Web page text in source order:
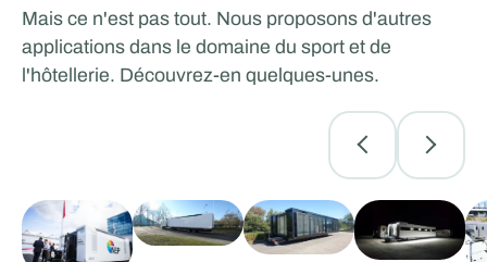
Mais ce n'est pas tout. Nous proposons d'autres
applications dans le domaine du sport et de
l'hôtellerie. Découvrez-en quelques-unes.